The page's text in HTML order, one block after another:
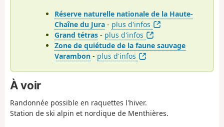
Réserve naturelle nationale de la Haute-
Chaîne du Jura - plus d'infos
Grand tétras - plus d'infos
Zone de quiétude de la faune sauvage
Varambon - plus d'infos
À voir
Randonnée possible en raquettes l'hiver.
Station de ski alpin et nordique de Menthières.